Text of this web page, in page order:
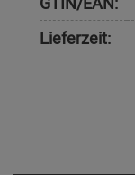
Lieferzeit: